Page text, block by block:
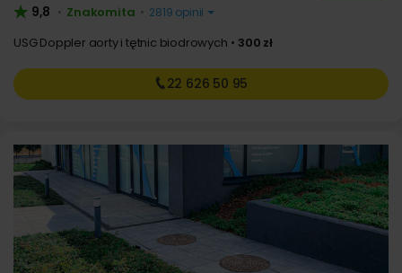
9,8 • Znakomita • 2819 opinii
USG Doppler aorty i tętnic biodrowych 300 zł
22 626 50 95